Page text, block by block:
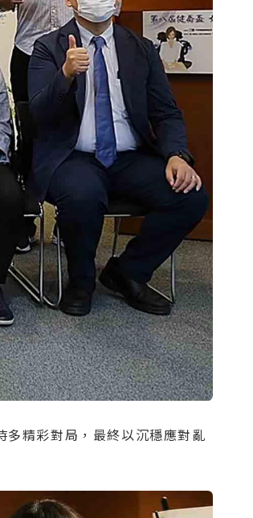
多精彩對局，最終以沉穩應對亂